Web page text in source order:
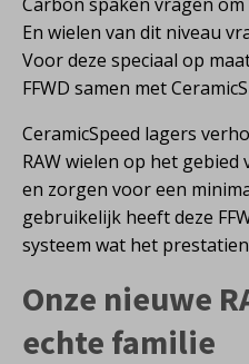
En wielen van dit niveau
Voor deze speciaal op
FFWD samen met
CeramicSpeed lagers
RAW wielen op het
en zorgen voor een
gebruikelijk heeft deze
systeem wat het
Onze nieuwe
echte familie